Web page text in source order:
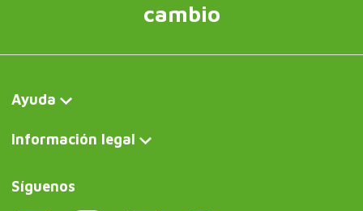
cambio
Ayuda
Información legal
Síguenos